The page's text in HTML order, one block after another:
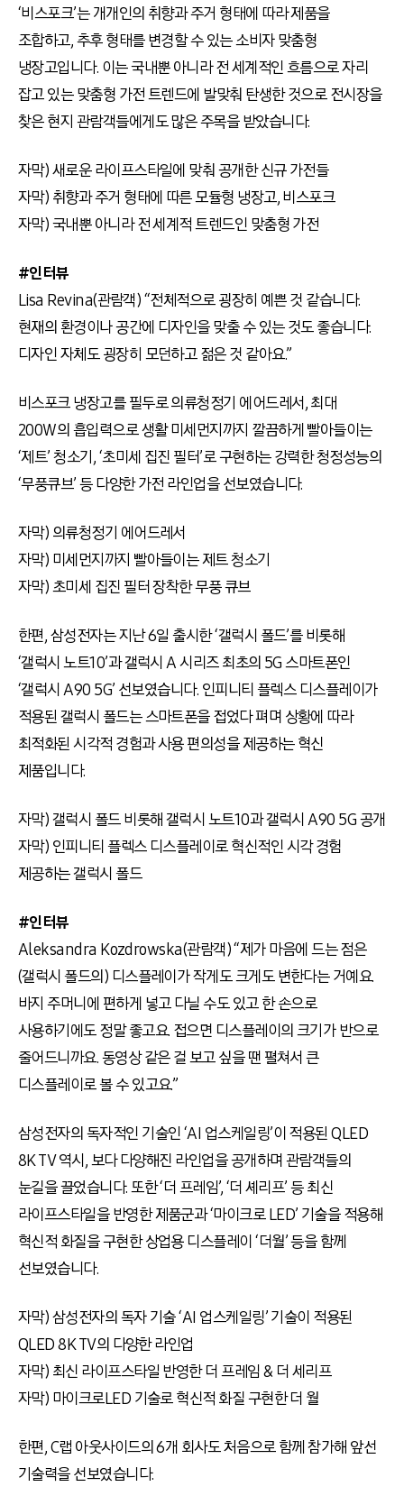
‘비스포크’는 개개인의 취향과 주거 형태에 따라 제품을
조합하고, 추후 형태를 변경할 수 있는 소비자 맞춤형
냉장고입니다. 이는 국내뿐 아니라 전 세계적인 흐름으로 자리
잡고 있는 맞춤형 가전 트렌드에 발맞춰 탄생한 것으로 전시장을
찾은 현지 관람객들에게도 많은 주목을 받았습니다.
자막) 새로운 라이프스타일에 맞춰 공개한 신규 가전들
자막) 취향과 주거 형태에 따른 모듈형 냉장고, 비스포크
자막) 국내뿐 아니라 전 세계적 트렌드인 맞춤형 가전
#인터뷰
Lisa Revina(관람객) “전체적으로 굉장히 예쁜 것 같습니다.
현재의 환경이나 공간에 디자인을 맞출 수 있는 것도 좋습니다.
디자인 자체도 굉장히 모던하고 젊은 것 같아요.”
비스포크 냉장고를 필두로 의류청정기 에어드레서, 최대
200W의 흡입력으로 생활 미세먼지까지 깔끔하게 빨아들이는
‘제트’ 청소기, ‘초미세 집진 필터’로 구현하는 강력한 청정성능의
‘무풍큐브’ 등 다양한 가전 라인업을 선보였습니다.
자막) 의류청정기 에어드레서
자막) 미세먼지까지 빨아들이는 제트 청소기
자막) 초미세 집진 필터 장착한 무풍 큐브
한편, 삼성전자는 지난 6일 출시한 ‘갤럭시 폴드’를 비롯해
‘갤럭시 노트10’과 갤럭시 A 시리즈 최초의 5G 스마트폰인
‘갤럭시 A90 5G’ 선보였습니다. 인피니티 플렉스 디스플레이가
적용된 갤럭시 폴드는 스마트폰을 접었다 펴며 상황에 따라
최적화된 시각적 경험과 사용 편의성을 제공하는 혁신
제품입니다.
자막) 갤럭시 폴드 비롯해 갤럭시 노트10과 갤럭시 A90 5G 공개
자막) 인피니티 플렉스 디스플레이로 혁신적인 시각 경험
제공하는 갤럭시 폴드
#인터뷰
Aleksandra Kozdrowska(관람객) “제가 마음에 드는 점은
(갤럭시 폴드의) 디스플레이가 작게도 크게도 변한다는 거예요.
바지 주머니에 편하게 넣고 다닐 수도 있고 한 손으로
사용하기에도 정말 좋고요. 접으면 디스플레이의 크기가 반으로
줄어드니까요. 동영상 같은 걸 보고 싶을 땐 펼쳐서 큰
디스플레이로 볼 수 있고요.”
삼성전자의 독자적인 기술인 ‘AI 업스케일링’이 적용된 QLED
8K TV 역시, 보다 다양해진 라인업을 공개하며 관람객들의
눈길을 끌었습니다. 또한 ‘더 프레임’, ‘더 셰리프’ 등 최신
라이프스타일을 반영한 제품군과 ‘마이크로 LED’ 기술을 적용해
혁신적 화질을 구현한 상업용 디스플레이 ‘더월’ 등을 함께
선보였습니다.
자막) 삼성전자의 독자 기술 ‘AI 업스케일링’ 기술이 적용된
QLED 8K TV의 다양한 라인업
자막) 최신 라이프스타일 반영한 더 프레임 & 더 세리프
자막) 마이크로LED 기술로 혁신적 화질 구현한 더 월
한편, C랩 아웃사이드의 6개 회사도 처음으로 함께 참가해 앞선
기술력을 선보였습니다.